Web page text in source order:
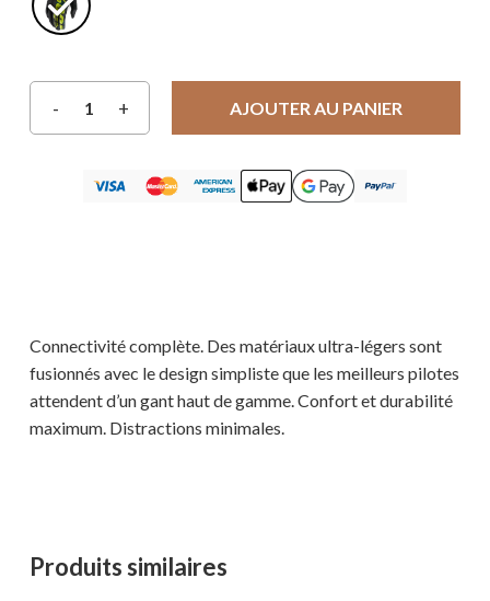
AJOUTER AU PANIER
Connectivité complète. Des matériaux ultra-légers sont
fusionnés avec le design simpliste que les meilleurs pilotes
attendent d’un gant haut de gamme. Confort et durabilité
maximum. Distractions minimales.
Produits similaires